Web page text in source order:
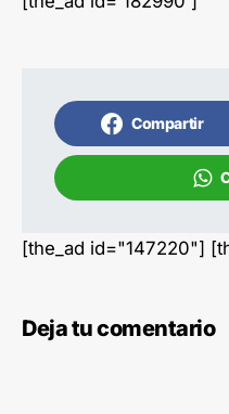
Compartir
[the_ad id="147220"]
Deja tu comentario